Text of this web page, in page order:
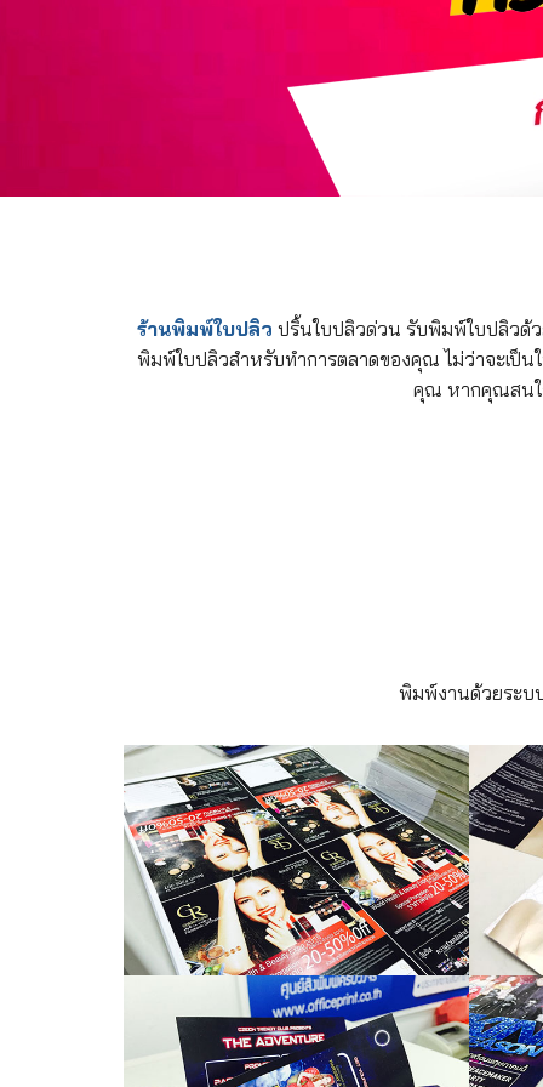
ร้านพิมพ์ใบปลิว ปริ้นใบปลิวด่วน รับพิมพ์ใบปลิวด้
พิมพ์ใบปลิวสำหรับทำการตลาดของคุณ ไม่ว่าจะเป็น
คุณ หากคุณสนใ
พิมพ์งานด้วยระบ